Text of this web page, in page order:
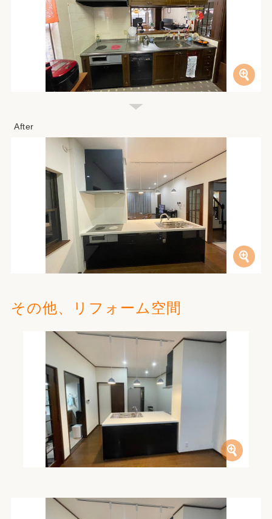
その他、リフォーム空間